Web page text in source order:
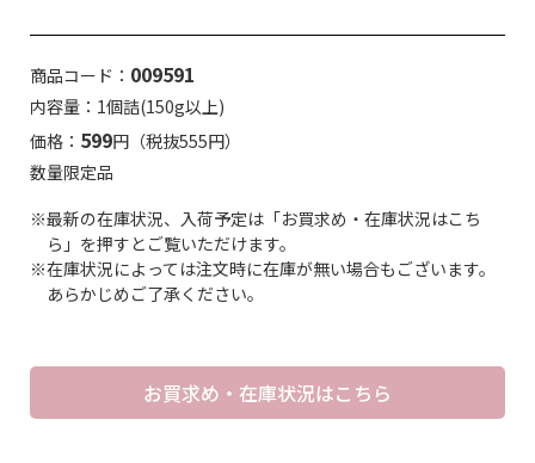
商品コード： 009591
内容量：1個詰(150g以上)
価格： 599円（税抜555円）
数量限定品
※最新の在庫状況、入荷予定は「お買求め・在庫状況はこち
ら」を押すとご覧いただけます。
※在庫状況によっては注文時に在庫が無い場合もございます。
あらかじめご了承ください。
お買求め・在庫状況はこちら